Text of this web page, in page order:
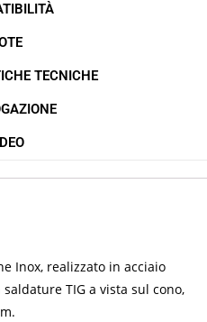
TECNICHE
Inox, realizzato in acciaio
TIG a vista sul cono,